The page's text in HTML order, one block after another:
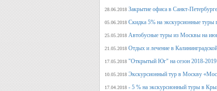
28.06.2018 Закрытие офиса в Санкт-
05.06.2018 Скидка 5% на экскурсионные
25.05.2018 Автобусные туры из Москвы на
21.05.2018 Отдых и лечение в
17.05.2018 "Открытый Юг" на сезон 2018-2019
10.05.2018 Экскурсионный тур в Москву
17.04.2018 - 5 % на экскурсионный туры в